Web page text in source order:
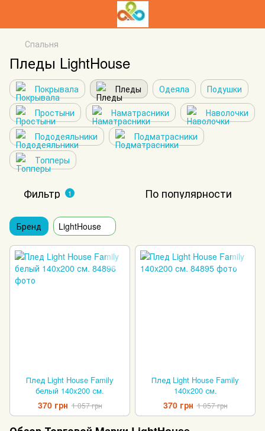
Спальня
Пледы LightHouse
Покрывала Пледы Одеяла
Подушки
Простыни
Наматрасники
Наволочки
Пододеяльники
Подматрасники
Топперы
Фильтр 1 По популярности
Бренд LightHouse
Плед Light House Family
белый 140x200 см.
370 грн 1 057 грн
Плед Light House Family
140x200 см.
370 грн 1 057 грн